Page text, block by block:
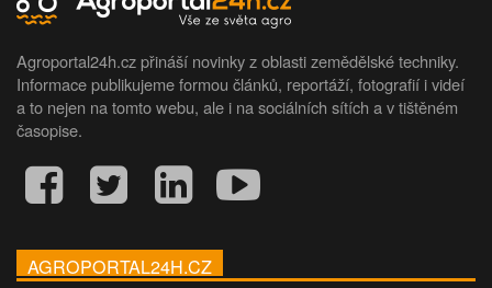
Agroportal24h.cz přináší novinky z oblasti zemědělské techniky.
Informace publikujeme formou článků, reportáží, fotografií i videí
a to nejen na tomto webu, ale i na sociálních sítích a v tištěném
časopise.
AGROPORTAL24H.CZ